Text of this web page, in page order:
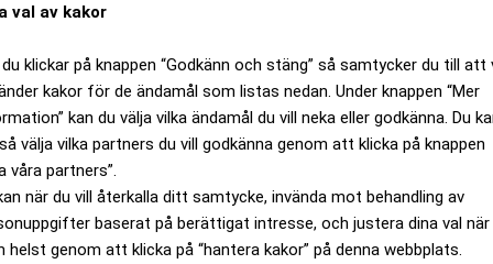
val av kakor
klickar på knappen “Godkänn och stäng” så samtycker du till att
kakor för de ändamål som listas nedan. Under knappen “Mer
kan du välja vilka ändamål du vill neka eller godkänna. Du
välja vilka partners du vill godkänna genom att klicka på knappen
våra partners”.
när du vill återkalla ditt samtycke, invända mot behandling av
baserat på berättigat intresse, och justera dina val när
helst genom att klicka på “hantera kakor” på denna webbplats.
elhandlare med runt 150 000 kunder, till största delen
el och ett resultat på 31 miljoner kronor.
kända elhandelsbolag med nöjda och lojala kunder.
kommer möjligheten att utveckla nya tjänster och
fram emot, säger Mikael Rönnblad, chef för Fortums
på vår kärnverksamhet. Det är nu rätt tid att låta en